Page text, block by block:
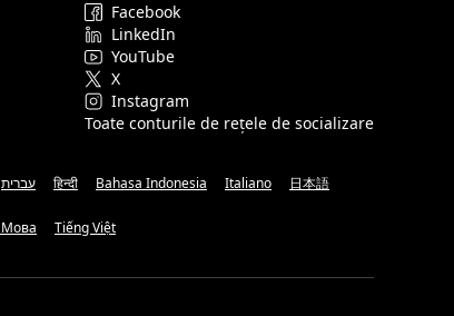
Facebook
LinkedIn
YouTube
X
Instagram
Toate conturile de rețele de socializare
עברית हिन्दी Bahasa Indonesia Italiano 日本語
Мова Tiếng Việt